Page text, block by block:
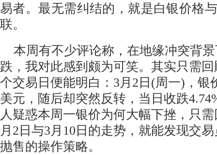
易者。最无需纠结的，就是白银价格
联。
本周有不少评论称，在地缘冲突背
跌，我对此感到颇为可笑。其实只需
个交易日便能明白：3月2日(周一)，银
美元，随后却突然反转，当日收跌
人疑惑本周一银价为何大幅下挫，只
月2日与3月10日的走势，就能发现交
抛售的操作策略。